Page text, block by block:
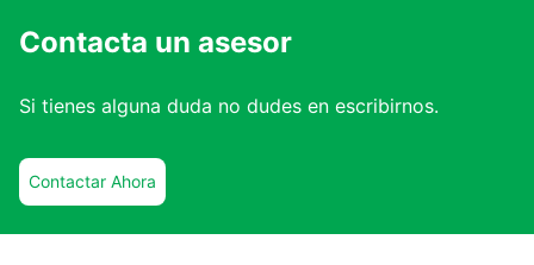
Contacta un asesor
Si tienes alguna duda no dudes en escribirnos.
Contactar Ahora